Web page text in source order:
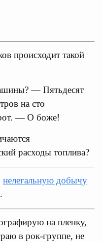
происходит такой
— Пятьдесят
на сто
— О боже!
расходы топлива?
нелегальную добычу
на пленку,
в рок-группе, не